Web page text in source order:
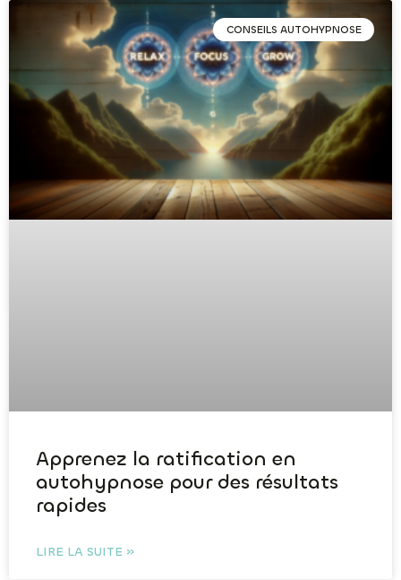
CONSEILS AUTOHYPNOSE
Apprenez la ratification en
autohypnose pour des résultats
rapides
LIRE LA SUITE »